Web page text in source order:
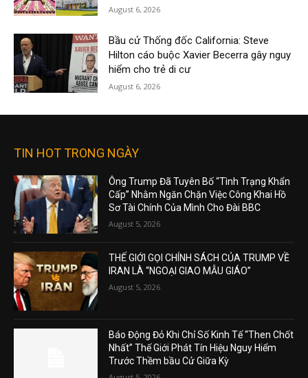
August 6, 2026
Bầu cử Thống đốc California: Steve
Hilton cáo buộc Xavier Becerra gây nguy
hiểm cho trẻ di cư
August 6, 2026
TIN HOT TRONG NGÀY
Ông Trump Đã Tuyên Bố “Tình Trạng Khẩn
Cấp” Nhằm Ngăn Chặn Việc Công Khai Hồ
Sơ Tài Chính Của Mình Cho Đài BBC
August 5, 2026
THẾ GIỚI GỌI CHÍNH SÁCH CỦA TRUMP VỀ
IRAN LÀ “NGOẠI GIAO MẪU GIÁO”
August 5, 2026
Báo Động Đỏ Khi Chỉ Số Kinh Tế “Then Chốt
Nhất” Thế Giới Phát Tín Hiệu Nguy Hiểm
Trước Thềm bầu Cử Giữa Kỳ